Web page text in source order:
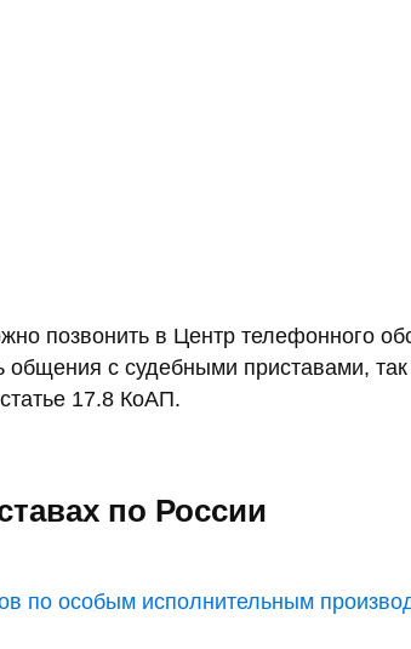
позвонить в Центр телефонного
общения с судебными приставами,
17.8 КоАП.
по России
по особым исполнительным